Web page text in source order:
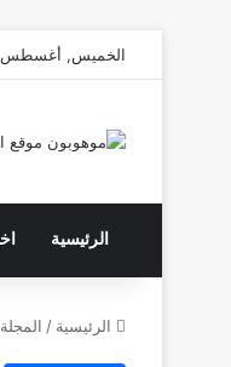
الخميس, أغسطس 6 2026
الرئيسية
الرئيسية / المجلة